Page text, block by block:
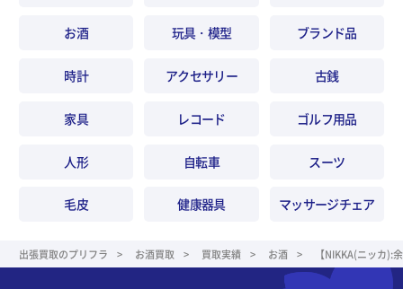
お酒 玩具・模型 ブランド品
時計 アクセサリー 古銭
家具 レコード ゴルフ用品
人形 自転車 スーツ
毛皮 健康器具 マッサージチェア
出張買取のプリフラ お酒買取 買取実績 お酒 【NIKKA(ニッカ):